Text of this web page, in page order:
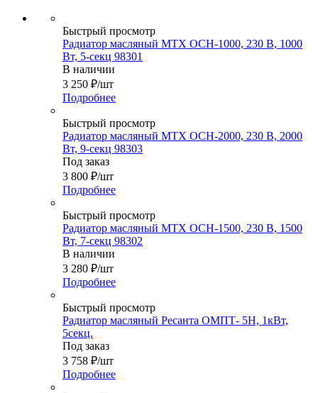
Быстрый просмотр
Радиатор масляный MTX OCH-1000, 230 В, 1000
Вт, 5-секц 98301
В наличии
3 250 ₽/шт
Подробнее
Быстрый просмотр
Радиатор масляный MTX OCH-2000, 230 В, 2000
Вт, 9-секц 98303
Под заказ
3 800 ₽/шт
Подробнее
Быстрый просмотр
Радиатор масляный MTX OCH-1500, 230 В, 1500
Вт, 7-секц 98302
В наличии
3 280 ₽/шт
Подробнее
Быстрый просмотр
Радиатор масляный Ресанта ОМПТ- 5Н, 1кВт,
5секц.
Под заказ
3 758 ₽/шт
Подробнее